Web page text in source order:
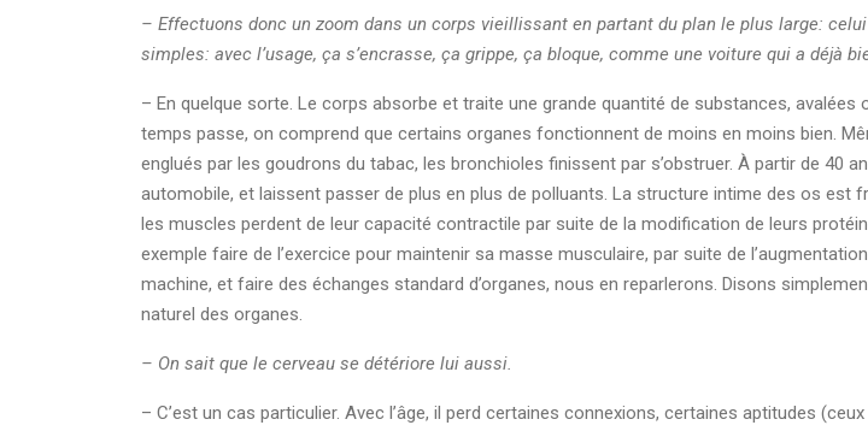
– Effectuons donc un zoom dans un corps vieillissant en partant du plan le plus large:
simples: avec l’usage, ça s’encrasse, ça grippe, ça bloque, comme une voiture qui a déjà
– En quelque sorte. Le corps absorbe et traite une grande quantité de substances,
temps passe, on comprend que certains organes fonctionnent de moins en moins bien.
englués par les goudrons du tabac, les bronchioles finissent par s’obstruer. À partir de 40
automobile, et laissent passer de plus en plus de polluants. La structure intime des os est
les muscles perdent de leur capacité contractile par suite de la modification de leurs
exemple faire de l’exercice pour maintenir sa masse musculaire, par suite de
machine, et faire des échanges standard d’organes, nous en reparlerons. Disons
naturel des organes.
– On sait que le cerveau se détériore lui aussi.
– C’est un cas particulier. Avec l’âge, il perd certaines connexions, certaines aptitudes